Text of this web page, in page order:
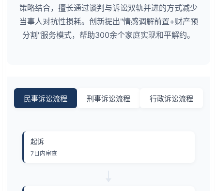
策略结合，擅长通过谈判与诉讼双轨并进的方式减少
当事人对抗性损耗。创新提出"情感调解前置+财产预
分割"服务模式，帮助300余个家庭实现和平解约。
民事诉讼流程 刑事诉讼流程 行政诉讼流程
起诉
7日内审查